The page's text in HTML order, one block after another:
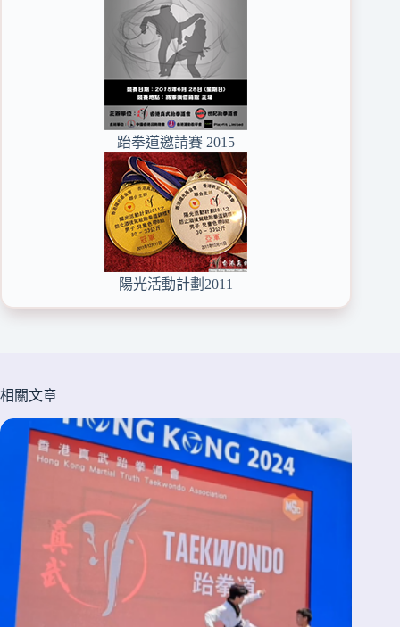
跆拳道邀請賽 2015
陽光活動計劃2011
相關文章